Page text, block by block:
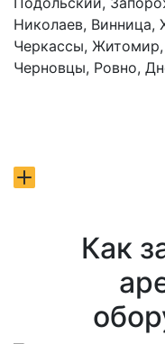
Николаев, Винница,
Черкассы,
Черновцы, Ровно,
Как